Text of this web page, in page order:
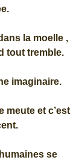
la moelle ,
tout tremble.
imaginaire.
meute et c’est
se